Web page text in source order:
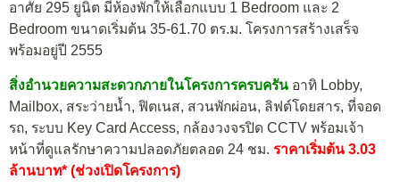
อาศัย 295 ยูนิต มีห้องพักให้เลือกแบบ 1 Bedroom และ 2
Bedroom ขนาดเริ่มต้น 35-61.70 ตร.ม. โครงการสร้างเสร็จ
พร้อมอยู่ปี 2555
สิ่งอำนวยความสะดวกภายในโครงการครบครัน อาทิ Lobby,
Mailbox, สระว่ายน้ำ, ฟิตเนส, สวนพักผ่อน, ลิฟต์โดยสาร, ที่จอด
รถ, ระบบ Key Card Access, กล้องวงจรปิด CCTV พร้อมเจ้า
หน้าที่ดูแลรักษาความปลอดภัยตลอด 24 ชม. ราคาเริ่มต้น 3.03
ล้านบาท* (ช่วงเปิดโครงการ)